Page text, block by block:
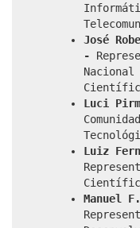
José
-
Nacional
Luci
Luiz
Manuel